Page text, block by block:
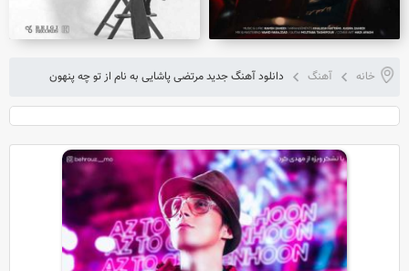
خانه آهنگ دانلود آهنگ جدید مرتضی پاشایی به نام از تو چه پنهون